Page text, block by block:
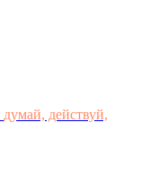
думай, действуй,